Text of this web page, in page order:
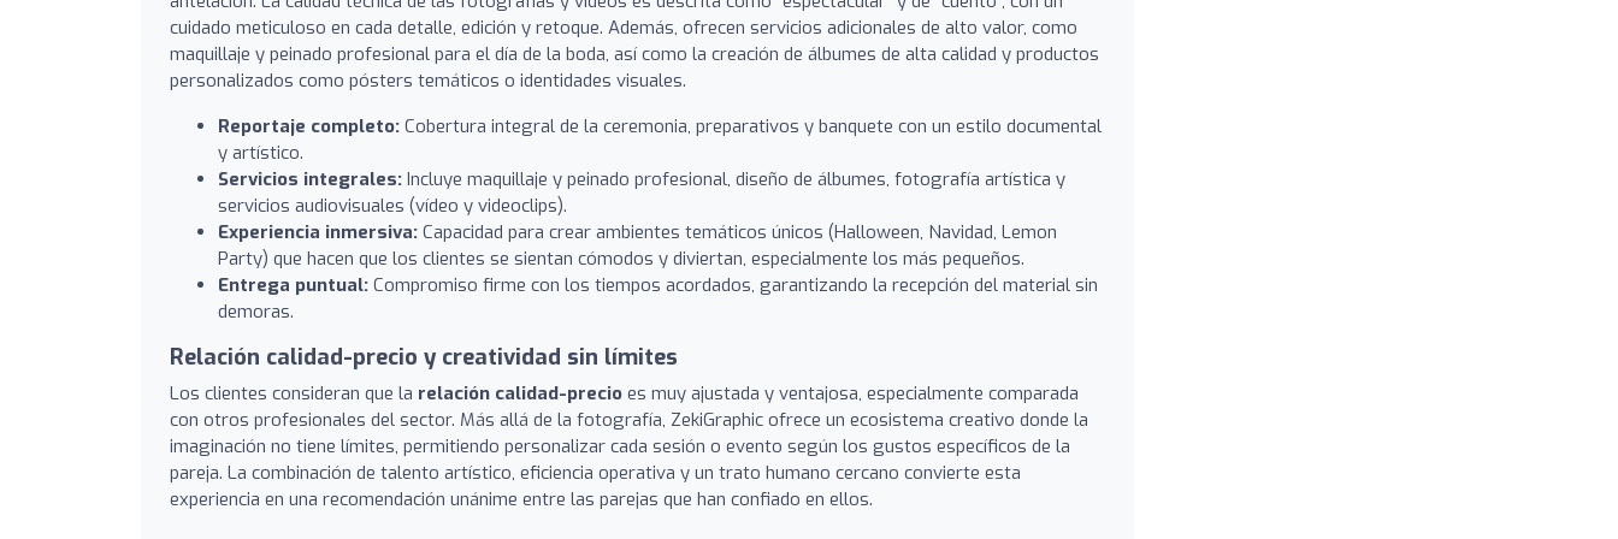
cuidado meticuloso en cada detalle, edición y retoque. Además, ofrecen servicios adicionales de alto valor, como
maquillaje y peinado profesional para el día de la boda, así como la creación de álbumes de alta calidad y productos
personalizados como pósters temáticos o identidades visuales.
Reportaje completo: Cobertura integral de la ceremonia, preparativos y banquete con un estilo documental
y artístico.
Servicios integrales: Incluye maquillaje y peinado profesional, diseño de álbumes, fotografía artística y
servicios audiovisuales (vídeo y videoclips).
Experiencia inmersiva: Capacidad para crear ambientes temáticos únicos (Halloween, Navidad, Lemon
Party) que hacen que los clientes se sientan cómodos y diviertan, especialmente los más pequeños.
Entrega puntual: Compromiso firme con los tiempos acordados, garantizando la recepción del material sin
demoras.
Relación calidad-precio y creatividad sin límites
Los clientes consideran que la relación calidad-precio es muy ajustada y ventajosa, especialmente comparada
con otros profesionales del sector. Más allá de la fotografía, ZekiGraphic ofrece un ecosistema creativo donde la
imaginación no tiene límites, permitiendo personalizar cada sesión o evento según los gustos específicos de la
pareja. La combinación de talento artístico, eficiencia operativa y un trato humano cercano convierte esta
experiencia en una recomendación unánime entre las parejas que han confiado en ellos.